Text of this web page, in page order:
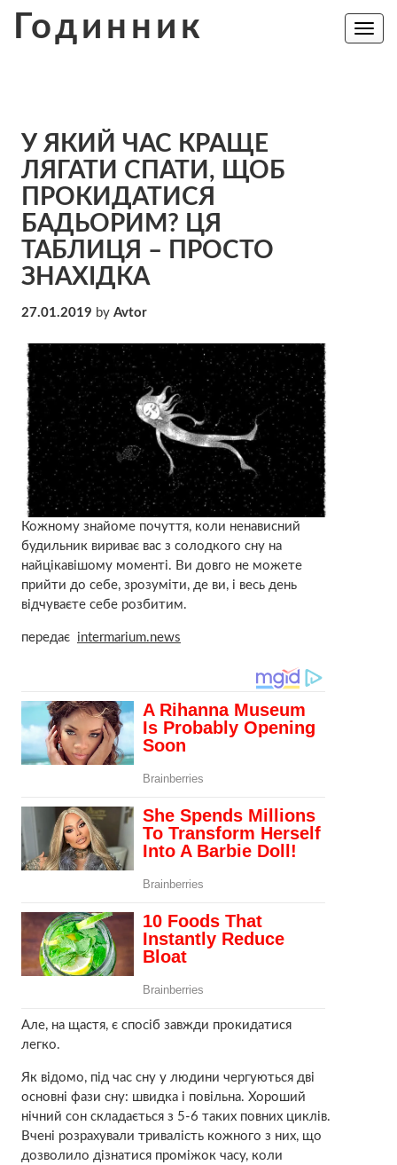
Годинник
Toggle
У ЯКИЙ ЧАС КРАЩЕ
ЛЯГАТИ СПАТИ, ЩОБ
ПРОКИДАТИСЯ
БАДЬОРИМ? ЦЯ
ТАБЛИЦЯ – ПРОСТО
ЗНАХІДКА
27.01.2019 by Avtor
Кожному знайоме почуття, коли ненависний
будильник вириває вас з солодкого сну на
найцікавішому моменті. Ви довго не можете
прийти до себе, зрозуміти, де ви, і весь день
відчуваєте себе розбитим.
передає intermarium.news
Але, на щастя, є спосіб завжди прокидатися
легко.
Як відомо, під час сну у людини чергуються дві
основні фази сну: швидка і повільна. Хороший
нічний сон складається з 5-6 таких повних циклів.
Вчені розрахували тривалість кожного з них, що
дозволило дізнатися проміжок часу, коли